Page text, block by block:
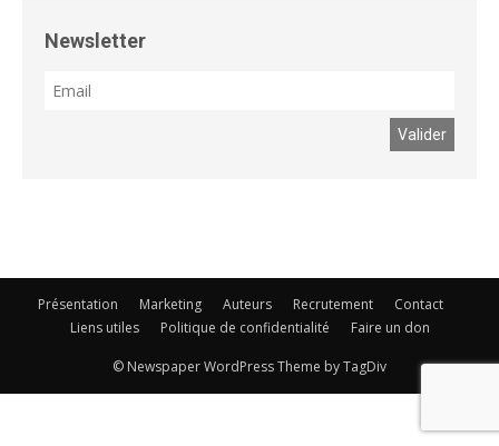
Newsletter
Présentation Marketing Auteurs Recrutement
Contact
Liens utiles
Politique de confidentialité Faire un don
© Newspaper WordPress Theme by TagDiv